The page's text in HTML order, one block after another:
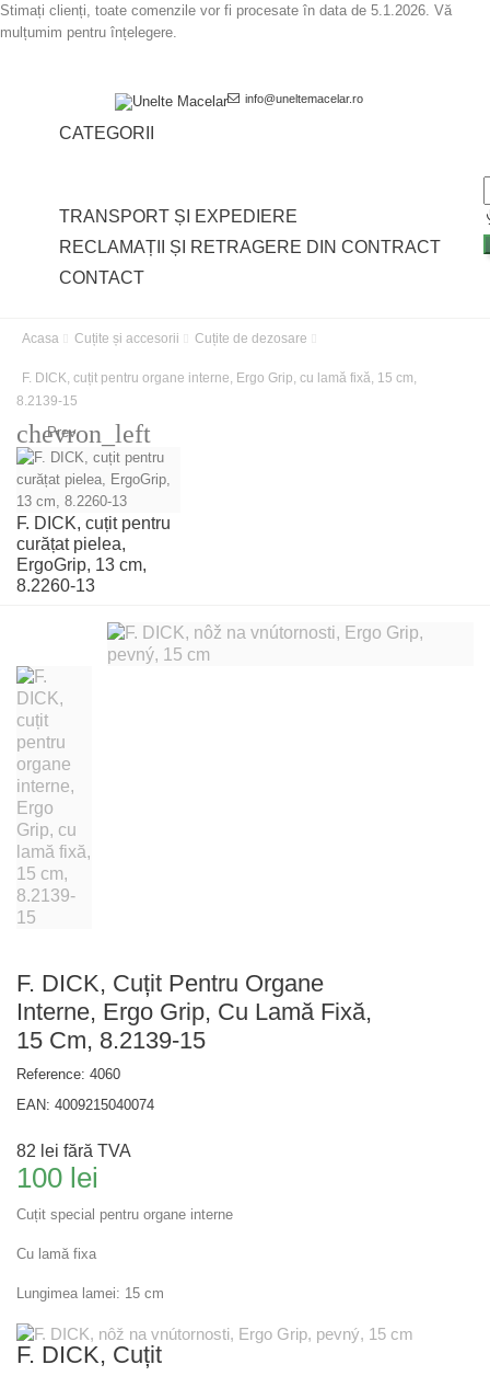
Stimați clienți, toate comenzile vor fi procesate în data de 5.1.2026. Vă
mulțumim pentru înțelegere.
info@uneltemacelar.ro
CATEGORII
TRANSPORT ȘI EXPEDIERE
RECLAMAȚII ȘI RETRAGERE DIN CONTRACT
CONTACT
Acasa Cuțite și accesorii Cuțite de dezosare
F. DICK, cuțit pentru organe interne, Ergo Grip, cu lamă fixă, 15 cm,
8.2139-15
chevron_left
Prev
F. DICK, cuțit pentru
curățat pielea,
ErgoGrip, 13 cm,
8.2260-13
F. DICK, Cuțit Pentru Organe
Interne, Ergo Grip, Cu Lamă Fixă,
15 Cm, 8.2139-15
Reference: 4060
EAN: 4009215040074
82 lei fără TVA
100 lei
Cuțit special pentru organe interne
Cu lamă fixa
Lungimea lamei: 15 cm
F. DICK, Cuțit